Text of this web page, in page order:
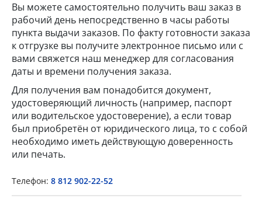
Вы можете самостоятельно получить ваш заказ в
рабочий день непосредственно в часы работы
пункта выдачи заказов. По факту готовности заказа
к отгрузке вы получите электронное письмо или с
вами свяжется наш менеджер для согласования
даты и времени получения заказа.
Для получения вам понадобится документ,
удостоверяющий личность (например, паспорт
или водительское удостоверение), а если товар
был приобретён от юридического лица, то с собой
необходимо иметь действующую доверенность
или печать.
Телефон: 8 812 902-22-52
Popup Title
×